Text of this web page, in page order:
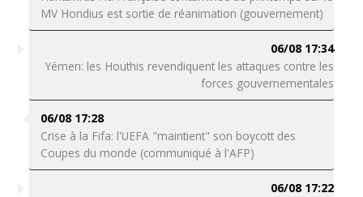
MV Hondius est sortie de réanimation (gouvernement)
06/08 17:34
Yémen: les Houthis revendiquent les attaques contre les
forces gouvernementales
06/08 17:28
Crise à la Fifa: l'UEFA "maintient" son boycott des
Coupes du monde (communiqué à l'AFP)
06/08 17:22